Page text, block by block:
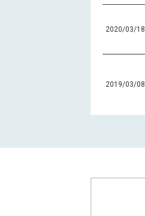
2020/03/18
2019/03/08